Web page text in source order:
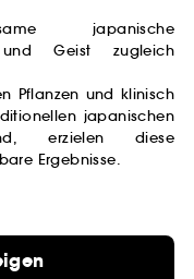
japanische
Geist zugleich
Pflanzen und klinisch
japanischen
erzielen diese
Ergebnisse.